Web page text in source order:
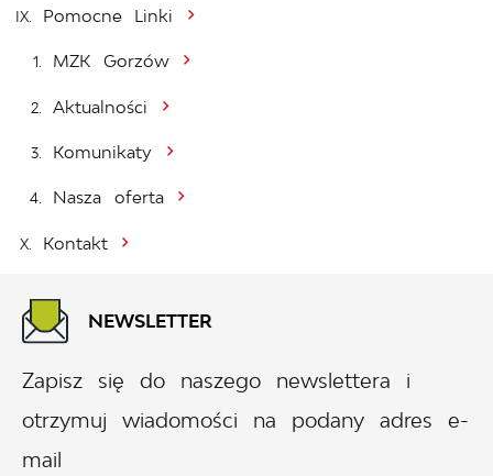
Pomocne Linki
MZK Gorzów
Aktualności
Komunikaty
Nasza oferta
Kontakt
NEWSLETTER
Zapisz się do naszego newslettera i
otrzymuj wiadomości na podany adres e-
mail